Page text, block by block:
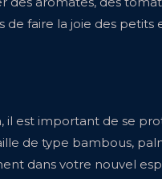
faire la joie des petits
est important de se
de type bambous,
dans votre nouvel